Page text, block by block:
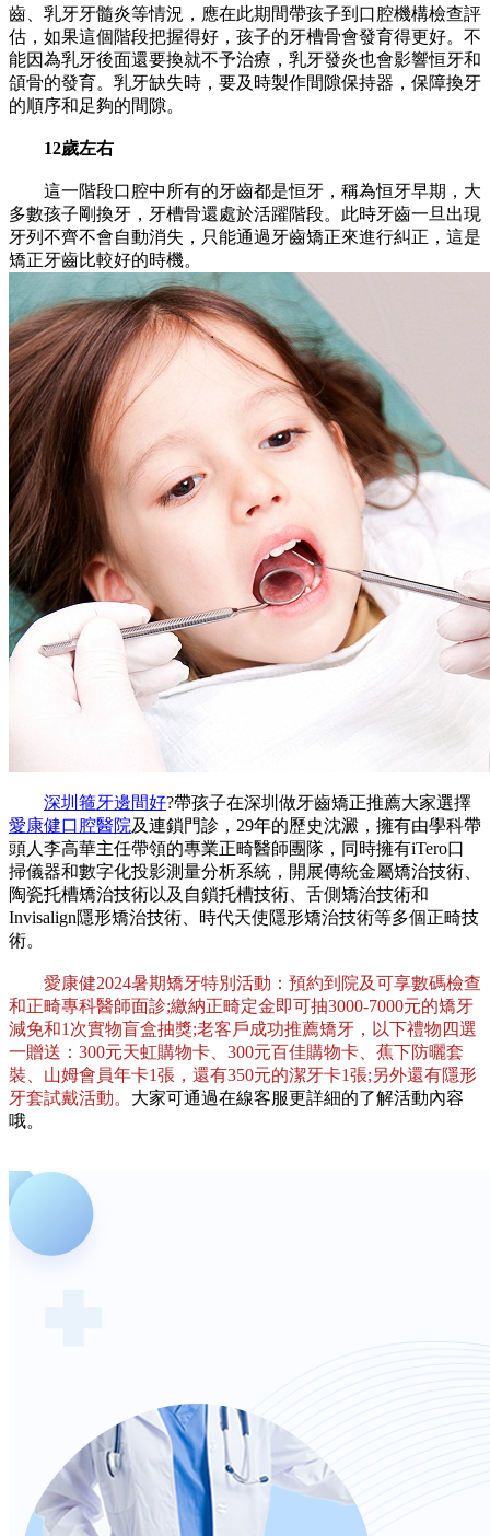
齒、乳牙牙髓炎等情況，應在此期間帶孩子到口腔機構檢查評
估，如果這個階段把握得好，孩子的牙槽骨會發育得更好。不
能因為乳牙後面還要換就不予治療，乳牙發炎也會影響恒牙和
頜骨的發育。乳牙缺失時，要及時製作間隙保持器，保障換牙
的順序和足夠的間隙。
12歲左右
這一階段口腔中所有的牙齒都是恒牙，稱為恒牙早期，大
多數孩子剛換牙，牙槽骨還處於活躍階段。此時牙齒一旦出現
牙列不齊不會自動消失，只能通過牙齒矯正來進行糾正，這是
矯正牙齒比較好的時機。
深圳箍牙邊間好?帶孩子在深圳做牙齒矯正推薦大家選擇
愛康健口腔醫院及連鎖門診，29年的歷史沈澱，擁有由學科帶
頭人李高華主任帶領的專業正畸醫師團隊，同時擁有iTero口
掃儀器和數字化投影測量分析系統，開展傳統金屬矯治技術、
陶瓷托槽矯治技術以及自鎖托槽技術、舌側矯治技術和
Invisalign隱形矯治技術、時代天使隱形矯治技術等多個正畸技
術。
愛康健2024暑期矯牙特別活動：預約到院及可享數碼檢查
和正畸專科醫師面診;繳納正畸定金即可抽3000-7000元的矯牙
減免和1次實物盲盒抽獎;老客戶成功推薦矯牙，以下禮物四選
一贈送：300元天虹購物卡、300元百佳購物卡、蕉下防曬套
裝、山姆會員年卡1張，還有350元的潔牙卡1張;另外還有隱形
牙套試戴活動。 大家可通過在線客服更詳細的了解活動內容
哦。